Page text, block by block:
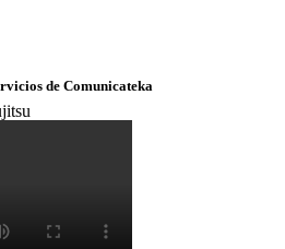
de Comunicateka